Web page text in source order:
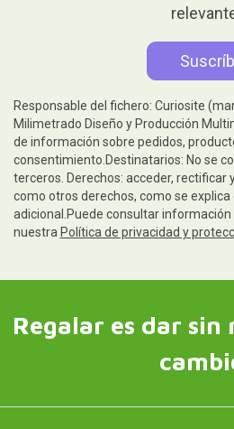
Responsable del fichero: Curiosite
Milimetrado Diseño y Producción
de información sobre pedidos,
consentimiento.Destinatarios: No se
terceros. Derechos: acceder, rectificar
como otros derechos, como se
adicional.Puede consultar
nuestra Política de privacidad y
Regalar es dar sin